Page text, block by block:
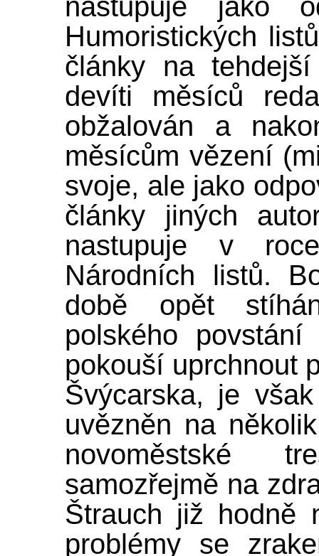
nastupuje jako
Humoristických
články na
devíti měsíců
obžalován a
měsícům vězení
svoje, ale jako
články jiných
nastupuje v
Národních listů.
době opět
polského
pokouší uprchnout
Švýcarska, je
uvězněn na
novoměstské
samozřejmě na
Štrauch již hodně
problémy se